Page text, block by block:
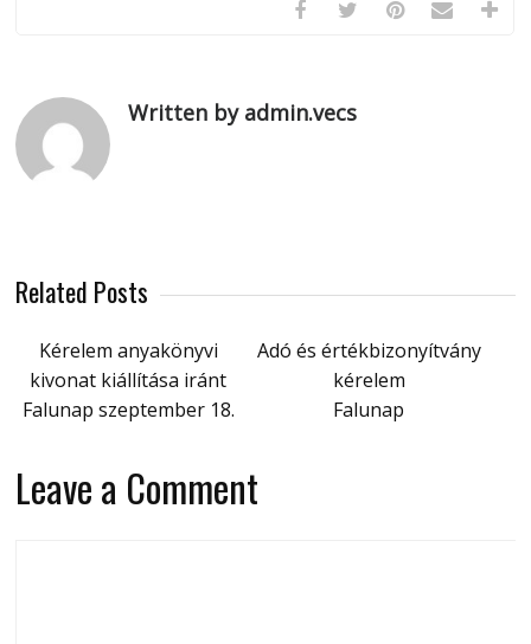
Written by admin.vecs
Related Posts
Kérelem anyakönyvi
kivonat kiállítása iránt
Adó és értékbizonyítvány
kérelem
Falunap szeptember 18.
Falunap
Leave a Comment